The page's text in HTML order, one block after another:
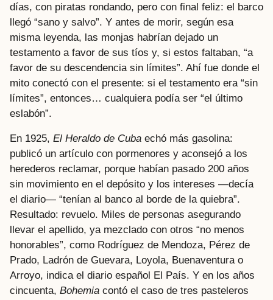
días, con piratas rondando, pero con final feliz: el barco
llegó “sano y salvo”. Y antes de morir, según esa
misma leyenda, las monjas habrían dejado un
testamento a favor de sus tíos y, si estos faltaban, “a
favor de su descendencia sin límites”. Ahí fue donde el
mito conectó con el presente: si el testamento era “sin
límites”, entonces… cualquiera podía ser “el último
eslabón”.
En 1925, El Heraldo de Cuba echó más gasolina:
publicó un artículo con pormenores y aconsejó a los
herederos reclamar, porque habían pasado 200 años
sin movimiento en el depósito y los intereses —decía
el diario— “tenían al banco al borde de la quiebra”.
Resultado: revuelo. Miles de personas asegurando
llevar el apellido, ya mezclado con otros “no menos
honorables”, como Rodríguez de Mendoza, Pérez de
Prado, Ladrón de Guevara, Loyola, Buenaventura o
Arroyo, indica el diario español El País. Y en los años
cincuenta, Bohemia contó el caso de tres pasteleros